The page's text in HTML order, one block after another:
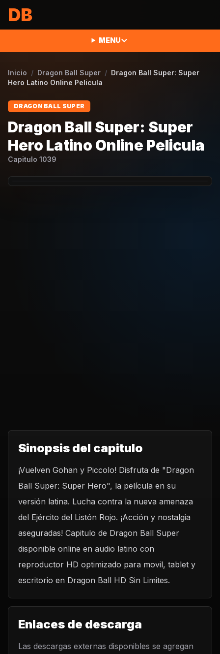
DB
MENU
Inicio / Dragon Ball Super / Dragon Ball Super: Super
Hero Latino Online Pelicula
DRAGON BALL SUPER
Dragon Ball Super: Super
Hero Latino Online Pelicula
Capitulo 1039
Sinopsis del capitulo
¡Vuelven Gohan y Piccolo! Disfruta de "Dragon
Ball Super: Super Hero", la película en su
versión latina. Lucha contra la nueva amenaza
del Ejército del Listón Rojo. ¡Acción y nostalgia
aseguradas! Capitulo de Dragon Ball Super
disponible online en audio latino con
reproductor HD optimizado para movil, tablet y
escritorio en Dragon Ball HD Sin Limites.
Enlaces de descarga
Las descargas externas disponibles se agregan